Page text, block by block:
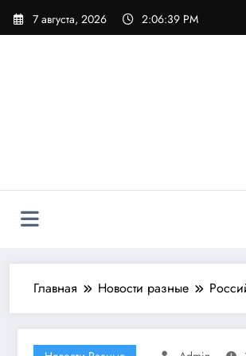
Перейти
7 августа, 2026 2:06:41 PM
Главная Новости разные